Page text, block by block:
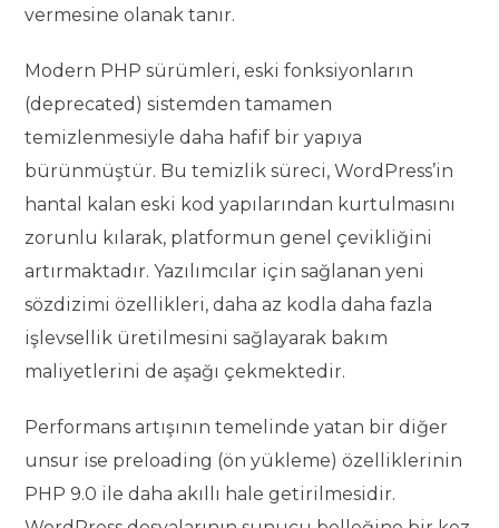
vermesine olanak tanır.
Modern PHP sürümleri, eski fonksiyonların
(deprecated) sistemden tamamen
temizlenmesiyle daha hafif bir yapıya
bürünmüştür. Bu temizlik süreci, WordPress’in
hantal kalan eski kod yapılarından kurtulmasını
zorunlu kılarak, platformun genel çevikliğini
artırmaktadır. Yazılımcılar için sağlanan yeni
sözdizimi özellikleri, daha az kodla daha fazla
işlevsellik üretilmesini sağlayarak bakım
maliyetlerini de aşağı çekmektedir.
Performans artışının temelinde yatan bir diğer
unsur ise preloading (ön yükleme) özelliklerinin
PHP 9.0 ile daha akıllı hale getirilmesidir.